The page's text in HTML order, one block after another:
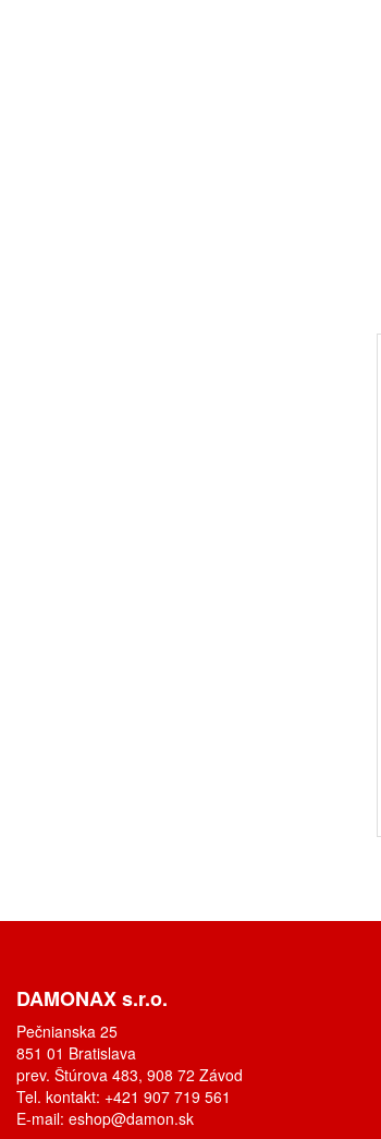
DAMONAX s.r.o.
Pečnianska 25
851 01 Bratislava
prev. Štúrova 483, 908 72 Závod
Tel. kontakt: +421 907 719 561
E-mail: eshop@damon.sk